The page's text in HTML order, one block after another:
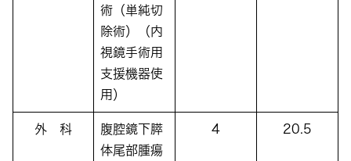
術（単純切
除術）（内
視鏡手術用
支援機器使
用）
外 科
腹腔鏡下膵
体尾部腫瘍
4 20.5